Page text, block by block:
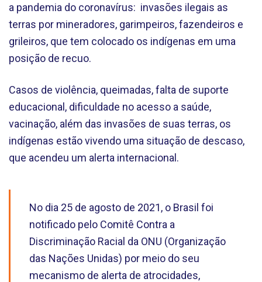
a pandemia do coronavírus: invasões ilegais as
terras por mineradores, garimpeiros, fazendeiros e
grileiros, que tem colocado os indígenas em uma
posição de recuo.
Casos de violência, queimadas, falta de suporte
educacional, dificuldade no acesso a saúde,
vacinação, além das invasões de suas terras, os
indígenas estão vivendo uma situação de descaso,
que acendeu um alerta internacional.
No dia 25 de agosto de 2021, o Brasil foi
notificado pelo Comitê Contra a
Discriminação Racial da ONU (Organização
das Nações Unidas) por meio do seu
mecanismo de alerta de atrocidades,